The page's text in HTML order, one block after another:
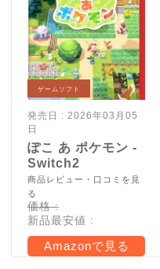
ゲームソフト
発売日 : 2026年03月05
日
ぽこ あ ポケモン -
Switch2
商品レビュー・口コミを見
る
価格 :
新品最安値 :
Amazonで見る